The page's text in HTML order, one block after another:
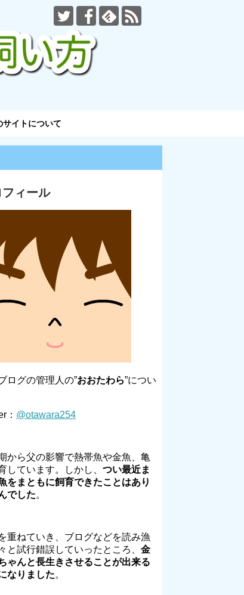
サイトについて
フィール
ログの管理人の”おおたわら”につい
： @otawara254
から父の影響で熱帯魚や金魚、亀
しています。しかし、 つい最近ま
をまともに飼育できたことはあり
でした。
重ねていき、ブログなどを読み漁
と試行錯誤していったところ、 金
ゃんと長生きさせることが出来る
なりました。